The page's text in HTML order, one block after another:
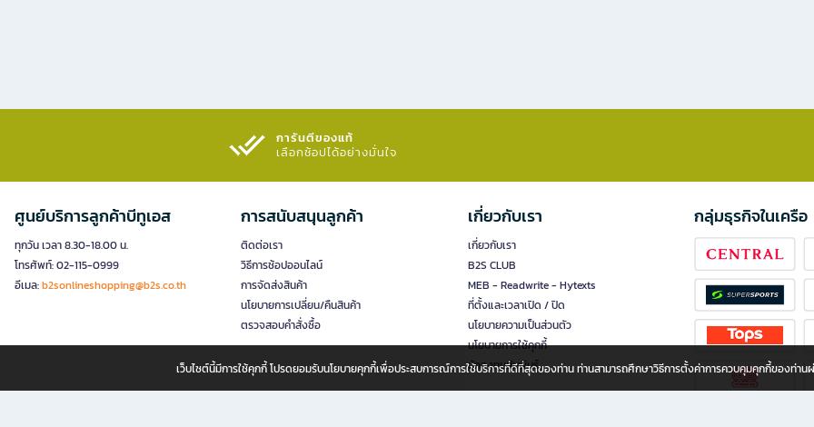
การันตีของแท้
เลือกช้อปได้อย่างมั่นใจ​
ศูนย์บริการลูกค้าบีทูเอส
ทุกวัน เวลา 8.30-18.00 น.
โทรศัพท์: 02-115-0999
อีเมล:b2sonlineshopping@b2s.co.th
การสนับสนุนลูกค้า
ติดต่อเรา
วิธีการช้อปออนไลน์
การจัดส่งสินค้า
นโยบายการเปลี่ยน/คืนสินค้า
ตรวจสอบคำสั่งซื้อ
เกี่ยวกับเรา
เกี่ยวกับเรา
B2S CLUB
MEB - Readwrite - Hytexts
ที่ตั้งและเวลาเปิด / ปิด
นโยบายความเป็นส่วนตัว
นโยบายการใช้คุกกี้
นักลงทุนสัมพันธ์
กลุ่มธุรกิจในเครือ
เว็บไซต์นี้มีการใช้คุกกี้ โปรดยอมรับนโยบายคุกกี้เพื่อประสบการณ์การใช้บริการที่ดีที่สุดของท่าน ท่านสามารถศึกษาวิธีการตั้งค่าการควบคุมคุกกี้ของท่าน